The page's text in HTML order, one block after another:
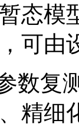
态模
可由
数
精细